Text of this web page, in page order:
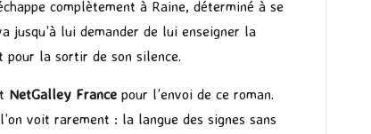
complètement à Raine, déterminé à se
lui demander de lui enseigner la
la sortir de son silence.
NetGalley France pour l’envoi de ce roman.
voit rarement : la langue des signes sans